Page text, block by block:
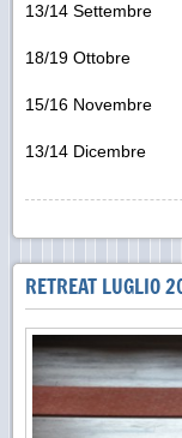
13/14 Settembre
18/19 Ottobre
15/16 Novembre
13/14 Dicembre
RETREAT LUGLIO